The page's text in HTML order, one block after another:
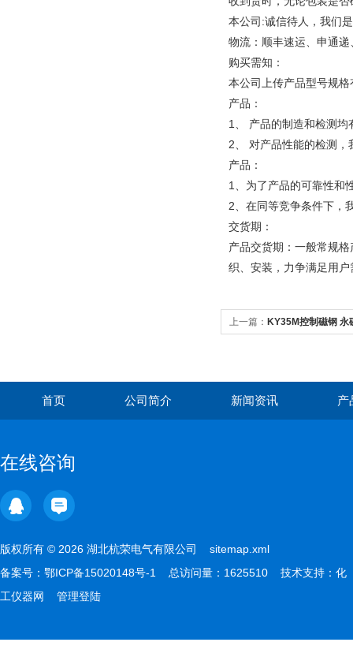
本公司:诚信待人，我们
物流：顺丰速运、申通
购买需知：
本公司上传产品型号规
产品：
1、 产品的制造和检测均
2、 对产品性能的检测
产品：
1、为了产品的可靠性和
2、在同等竞争条件下，
交货期：
产品交货期：一般常规
织、安装，力争满足用户
上一篇： KY35M控制磁钢 永
首页 公司简介 新闻资讯 产
在线咨询
版权所有 © 2026 湖北杭荣电气有限公司 sitemap.xml
备案号： 鄂ICP备15020148号-1 总访问量：1625510 技术支持： 化
工仪器网
管理登陆